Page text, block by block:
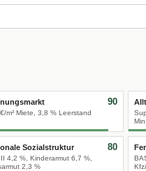
m² Miete, 3,8 % Leerstand
90
Sozialstruktur
4,2 %, Kinderarmut 6,7 %,
2,3 %
80